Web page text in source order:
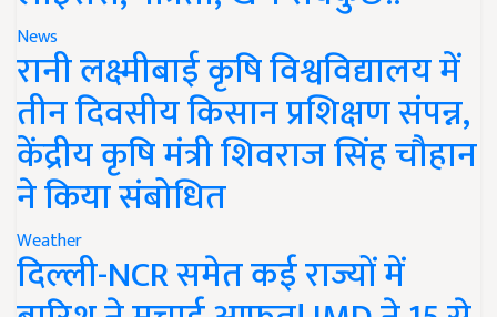
News
रानी लक्ष्मीबाई कृषि विश्वविद्यालय में
तीन दिवसीय किसान प्रशिक्षण संपन्न,
केंद्रीय कृषि मंत्री शिवराज सिंह चौहान
ने किया संबोधित
Weather
दिल्ली-NCR समेत कई राज्यों में